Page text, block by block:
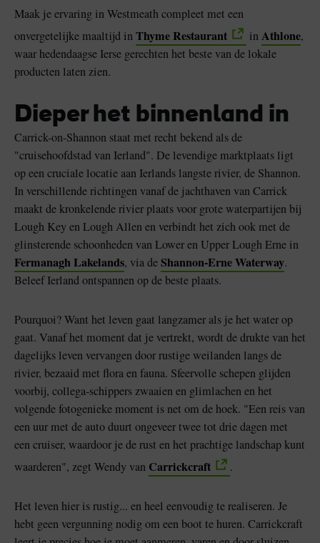
Maak je ervaring in Westmeath compleet met een
onvergetelijke maaltijd inThyme Restaurant inAthlone,
waar hedendaagse Ierse gerechten het beste van de lokale
producten laten zien.
Dieper het binnenland in
Carrick-on-Shannon staat met recht bekend als de
"cruisehoofdstad van Ierland". De levendige marktplaats ligt
op een cruciale locatie aan Ierlands langste rivier, de Shannon.
In verschillende richtingen vanaf de jachthaven van Carrick
maakt de kronkelende rivier plaats voor grote waterpartijen bij
Lough Key en Lough Allen en verbindt het zich ook met de
glinsterende schoonheden van Lower en Upper Lough Erne in
Fermanagh Lakelands, via deShannon-Erne Waterway.
Beleef Ierland ontspannen op de beste plaats.
Pourquoi? Want het leven gaat langzamer als je het water op
gaat. Vanaf het moment dat je vertrekt, wordt de drukte van het
dagelijks leven vervangen door rustige weilanden langs de
rivier, bezaaid met flora en fauna. Sfeervolle schepen glijden
voorbij, collega-schippers zwaaien en glimlachen en het
volgende fotogenieke moment is net om de hoek. "Een reis van
een uur met de auto duurt ongeveer twee tot drie dagen met
een cruiser, waardoor je de rust en het prachtige landschap kunt
waarderen", zegt Wendy van Carrickcraft .
Het leven hier is rustig... en heel eenvoudig te realiseren. Je
hebt geen vergunning nodig om een boot te huren. Carrickcraft